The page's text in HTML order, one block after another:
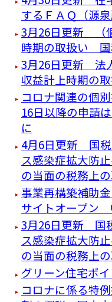
するＦＡＱ（源
3月26日更新 （
時期の取扱い
3月26日更新 法
収益計上時期の
コロナ関連の個
16日以降の申請
に
4月6日更新 国税
ス感染症拡大防
の当面の税務上
事業再構築補助
サイトオープン
3月26日更新 国
ス感染症拡大防
の当面の税務上
グリーン住宅ポ
コロナに係る特